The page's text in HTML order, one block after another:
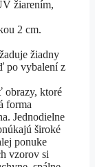
žiarením,
2 cm.
žiadny
po vybalení z
obrazy, ktoré
forma
Jednodielne
široké
ponuke
vzorov si